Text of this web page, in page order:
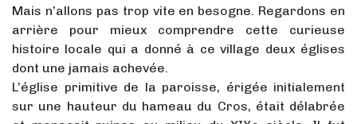
Mais n’allons pas trop vite en besogne. Regardons en
arrière pour mieux comprendre cette curieuse
histoire locale qui a donné à ce village deux églises
dont une jamais achevée.
L’église primitive de la paroisse, érigée initialement
sur une hauteur du hameau du Cros, était délabrée